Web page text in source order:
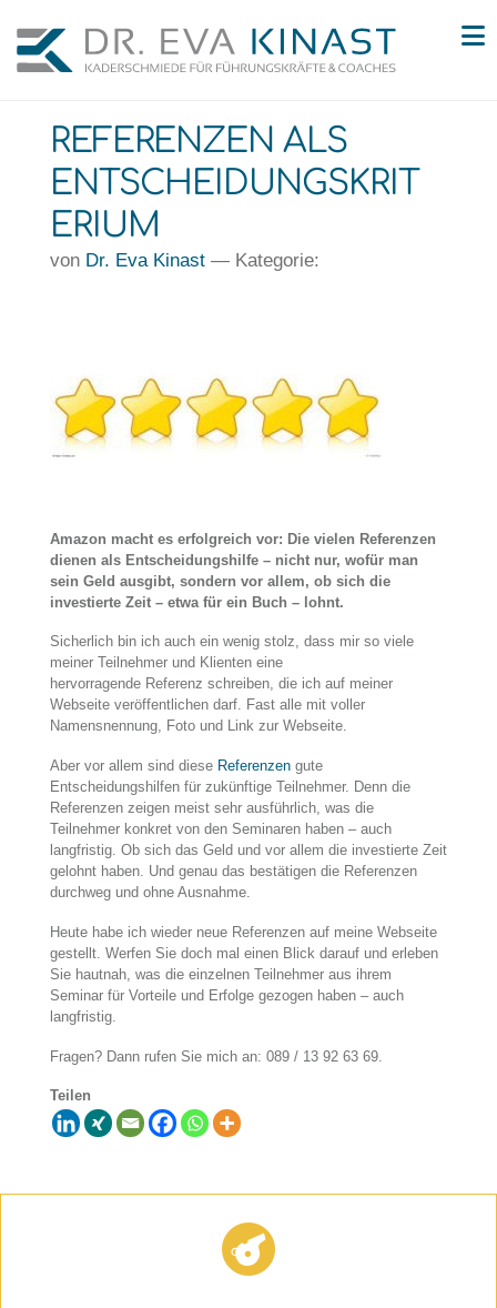
REFERENZEN ALS
ENTSCHEIDUNGSKRIT
ERIUM
von Dr. Eva Kinast— Kategorie:
Amazon macht es erfolgreich vor: Die vielen Referenzen
dienen als Entscheidungshilfe – nicht nur, wofür man
sein Geld ausgibt, sondern vor allem, ob sich die
investierte Zeit – etwa für ein Buch – lohnt.
Sicherlich bin ich auch ein wenig stolz, dass mir so viele
meiner Teilnehmer und Klienten eine
hervorragende Referenz schreiben, die ich auf meiner
Webseite veröffentlichen darf. Fast alle mit voller
Namensnennung, Foto und Link zur Webseite.
Aber vor allem sind diese Referenzengute
Entscheidungshilfen für zukünftige Teilnehmer. Denn die
Referenzen zeigen meist sehr ausführlich, was die
Teilnehmer konkret von den Seminaren haben – auch
langfristig. Ob sich das Geld und vor allem die investierte Zeit
gelohnt haben. Und genau das bestätigen die Referenzen
durchweg und ohne Ausnahme.
Heute habe ich wieder neue Referenzen auf meine Webseite
gestellt. Werfen Sie doch mal einen Blick darauf und erleben
Sie hautnah, was die einzelnen Teilnehmer aus ihrem
Seminar für Vorteile und Erfolge gezogen haben – auch
langfristig.
Fragen? Dann rufen Sie mich an: 089 / 13 92 63 69.
Teilen